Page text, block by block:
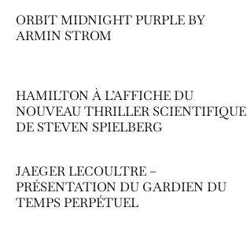
ORBIT MIDNIGHT PURPLE BY
ARMIN STROM
HAMILTON À L’AFFICHE DU
NOUVEAU THRILLER SCIENTIFIQUE
DE STEVEN SPIELBERG
JAEGER LECOULTRE –
PRÉSENTATION DU GARDIEN DU
TEMPS PERPÉTUEL